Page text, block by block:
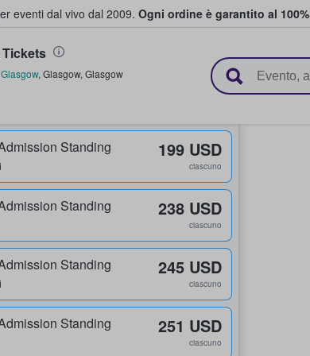
eventi dal vivo dal 2009. Ogni ordine è garantito al 100%
e vendono biglietti
, Glasgow, Glasgow
Standing 199 USD
ciascuno
Standing 238 USD
ciascuno
Standing 245 USD
ciascuno
Standing 251 USD
ciascuno